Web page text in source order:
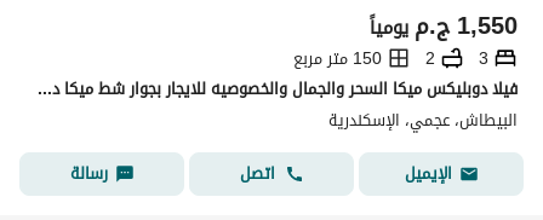
ج.م1,550 يومياً
3
2
150 متر مربع
فيلا دوبليكس ميكا السحر والجمال والخصوصيه للايجار بجوار شط ميكا درويش شهر العسل البيطاش العجمي الإسكندرية
البيطاش، عجمي، الإسكندرية
الإيميل
اتصل رسالة